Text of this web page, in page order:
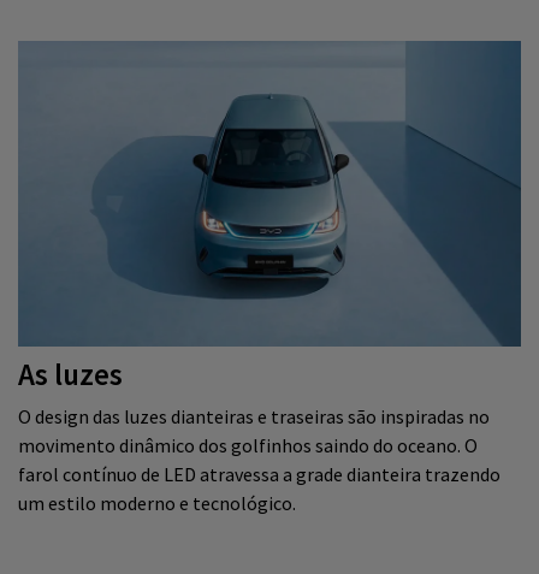
As luzes
O design das luzes dianteiras e traseiras são inspiradas no
movimento dinâmico dos golfinhos saindo do oceano. O
farol contínuo de LED atravessa a grade dianteira trazendo
um estilo moderno e tecnológico.